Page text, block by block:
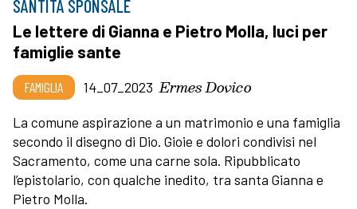
SANTITÀ SPONSALE
Le lettere di Gianna e Pietro Molla, luci per
famiglie sante
FAMIGLIA 14_07_2023 Ermes Dovico
La comune aspirazione a un matrimonio e una famiglia
secondo il disegno di Dio. Gioie e dolori condivisi nel
Sacramento, come una carne sola. Ripubblicato
l’epistolario, con qualche inedito, tra santa Gianna e
Pietro Molla.